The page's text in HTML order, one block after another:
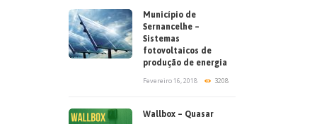
Município de
Sernancelhe –
Sistemas
fotovoltaicos de
produção de energia
Fevereiro 16, 2018 3208
Wallbox – Quasar